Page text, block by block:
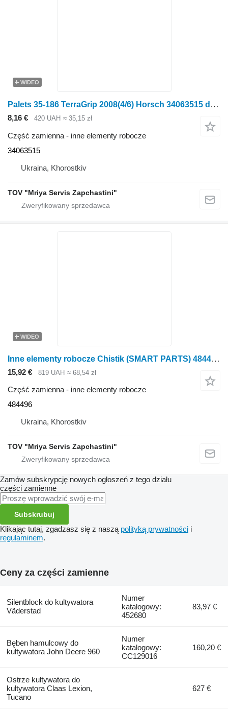
WIDEO
Palets 35-186 TerraGrip 2008(4/6) Horsch 34063515 do kultywatora
8,16 € 420 UAH ≈ 35,15 zł
Część zamienna - inne elementy robocze
34063515
Ukraina, Khorostkiv
TOV "Mriya Servis Zapchastini"
WIDEO
Inne elementy robocze Chistik (SMART PARTS) 484496 do kultywatora Väderstad
15,92 € 819 UAH ≈ 68,54 zł
Część zamienna - inne elementy robocze
484496
Ukraina, Khorostkiv
TOV "Mriya Servis Zapchastini"
Zamów subskrypcję nowych ogłoszeń z tego działu
części zamienne
Subskrubuj
Klikając tutaj, zgadzasz się z naszą polityką prywatności i
regulaminem.
Ceny za części zamienne
Silentblock do kultywatora
Väderstad
Numer
katalogowy:
452680
83,97 €
Bęben hamulcowy do
kultywatora John Deere 960
Numer
katalogowy:
CC129016
160,20 €
Ostrze kultywatora do
kultywatora Claas Lexion,
Tucano
627 €